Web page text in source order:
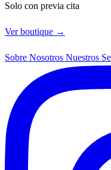
Solo con previa cita
Ver boutique →
Sobre Nosotros Nuestros